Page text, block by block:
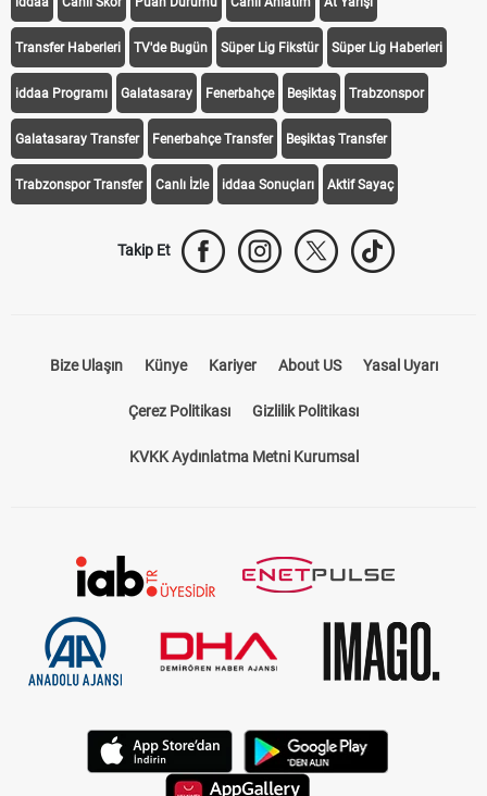
Transfer Haberleri TV'de Bugün Süper Lig Fikstür Süper Lig Haberleri
iddaa Programı Galatasaray Fenerbahçe Beşiktaş Trabzonspor
Galatasaray Transfer Fenerbahçe Transfer Beşiktaş Transfer
Trabzonspor Transfer Canlı İzle iddaa Sonuçları Aktif Sayaç
Takip Et
Bize Ulaşın Künye Kariyer About US Yasal Uyarı
Çerez Politikası Gizlilik Politikası
KVKK Aydınlatma Metni Kurumsal